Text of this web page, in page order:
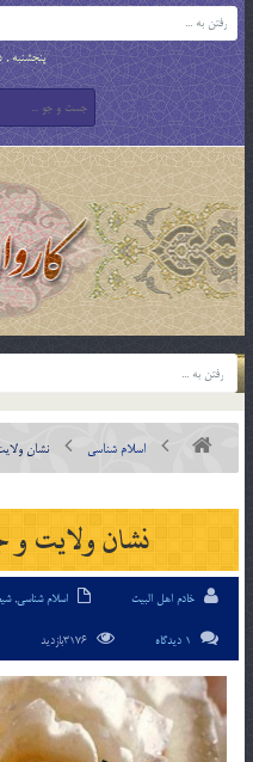
پنجشنبه , 15 مرداد 1405
اسلام شناسی نشان
نشان ولایت و
خادم اهل البیت اسلام شناسی,
1 دیدگاه